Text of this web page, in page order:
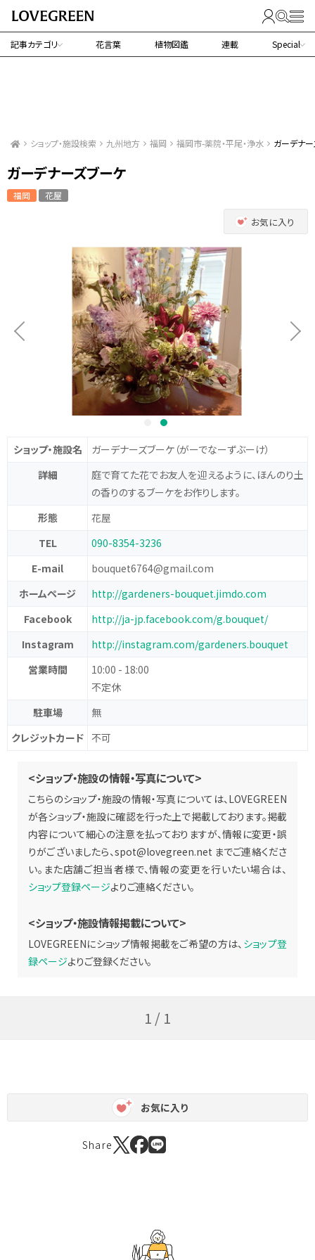
記事カテゴリ 花言葉 植物図鑑 連載 Special
ショップ・施設検索 九州地方 福岡 福岡市-薬院・平尾・浄水 ガーデナ
ガーデナーズブーケ
福岡 花屋
お気に入り
ショップ・施設名 ガーデナーズブーケ （がーでなーずぶーけ）
詳細
庭で育てた花でお友人を迎えるように、ほんのり土
の香りのするブーケをお作りします。
形態
花屋
TEL
090-8354-3236
E-mail
bouquet6764@gmail.com
ホームページ
http://gardeners-bouquet.jimdo.com
Facebook
http://ja-jp.facebook.com/g.bouquet/
Instagram
http://instagram.com/gardeners.bouquet
営業時間
10:00 - 18:00
不定休
駐車場
無
クレジットカード 不可
<ショップ・施設の情報・写真について>
こちらのショップ・施設の情報・写真については、LOVEGREEN
が各ショップ・施設に確認を行った上で掲載しております。掲載
内容について細心の注意を払っておりますが、情報に変更・誤
りがございましたら、spot@lovegreen.net までご連絡くださ
い。また店舗ご担当者様で、情報の変更を行いたい場合は、
ショップ登録ページよりご連絡ください。
<ショップ・施設情報掲載について>
LOVEGREENにショップ情報掲載をご希望の方は、 ショップ登
録ページよりご登録ください。
1 / 1
お気に入り
Share